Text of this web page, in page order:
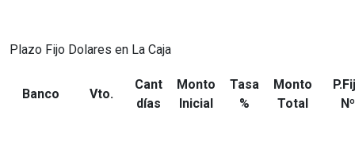
Plazo Fijo Dolares en La Caja
Banco Vto.
Cant
días
Monto
Inicial
Tasa
%
Monto
Total
Nº